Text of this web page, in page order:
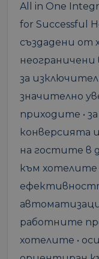
All in One
for Successful
създадени от
за
значително
приходите •
конверсията
на гостите в
към хотелите
работните
хотелите •